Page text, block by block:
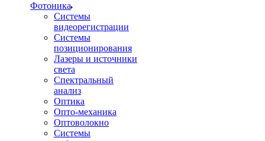
Фотоника
Cистемы
видеорегистрации
Системы
позиционирования
Лазеры и источники
света
Спектральный
анализ
Оптика
Опто-механика
Оптоволокно
Системы